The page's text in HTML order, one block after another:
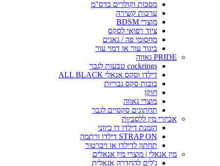
מסכות וקולרים בדס"מ
ערכות קשירה
מוצרי BDSM
ציוד רפואי לסקס
מחסומי פה / גאגים
ביגוד עור או דמוי עור
PRIDE גאווה
cockrings טבעות לגבר
דילדו וסקס אנאלי ALL BLACK
בובות סקס גבריות
חוקן
מוצרי גאווה
תחתונים סקסיים לגבר
אביזרי מין ללסביות
הזמנת דילדו דו כיווני
STRAP ON דילדו ורתמה
תחתון לדילדו או ויברטור
מין אנאלי | מוצרי מין אנאלים
ג'לים להחדרה אנאלית